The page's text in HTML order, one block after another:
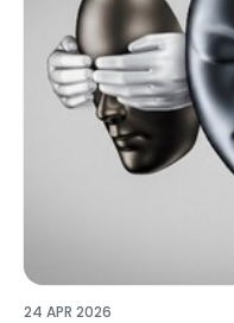
24 APR 2026